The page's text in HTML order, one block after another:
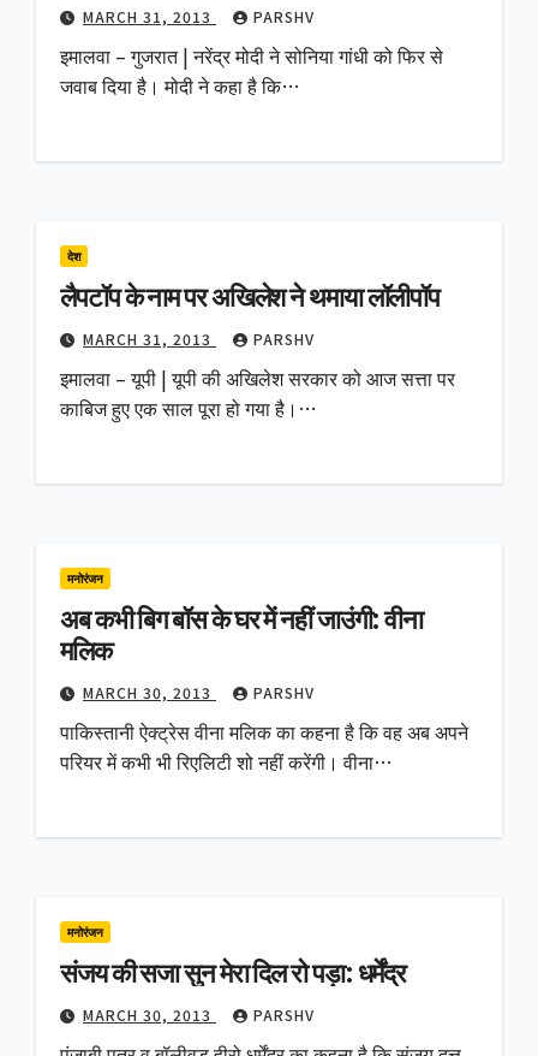
MARCH 31, 2013 PARSHV
इमालवा – गुजरात | नरेंद्र मोदी ने सोनिया गांधी को फिर से
जवाब दिया है। मोदी ने कहा है कि…
देश
लैपटॉप के नाम पर अखिलेश ने थमाया लॉलीपॉप
MARCH 31, 2013 PARSHV
इमालवा – यूपी | यूपी की अखिलेश सरकार को आज सत्ता पर
काबिज हुए एक साल पूरा हो गया है।…
मनोरंजन
अब कभी बिग बॉस के घर में नहीं जाउंगी: वीना
मलिक
MARCH 30, 2013 PARSHV
पाकिस्तानी ऐक्ट्रेस वीना मलिक का कहना है कि वह अब अपने
परियर में कभी भी रिएलिटी शो नहीं करेंगी। वीना…
मनोरंजन
संजय की सजा सुन मेरा दिल रो पड़ा: धर्मेंद्र
MARCH 30, 2013 PARSHV